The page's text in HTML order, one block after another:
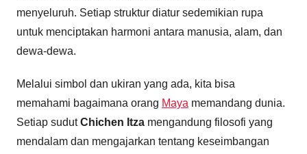
menyeluruh. Setiap struktur diatur sedemikian rupa
untuk menciptakan harmoni antara manusia, alam, dan
dewa-dewa.
Melalui simbol dan ukiran yang ada, kita bisa
memahami bagaimana orang Maya memandang dunia.
Setiap sudutChichen Itza mengandung filosofi yang
mendalam dan mengajarkan tentang keseimbangan